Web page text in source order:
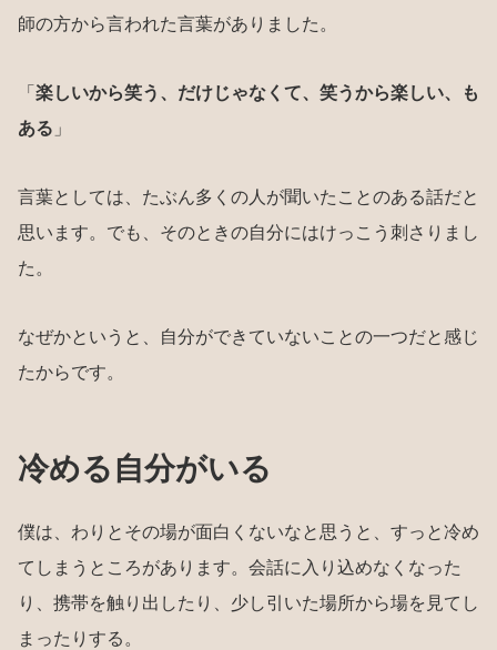
師の方から言われた言葉がありました。
「 楽しいから笑う、だけじゃなくて、笑うから楽しい、も
ある 」
言葉としては、たぶん多くの人が聞いたことのある話だと
思います。でも、そのときの自分にはけっこう刺さりまし
た。
なぜかというと、自分ができていないことの一つだと感じ
たからです。
冷める自分がいる
僕は、わりとその場が面白くないなと思うと、すっと冷め
てしまうところがあります。会話に入り込めなくなった
り、携帯を触り出したり、少し引いた場所から場を見てし
まったりする。